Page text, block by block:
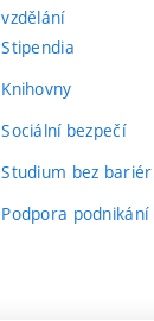
vzdělání
Stipendia
Knihovny(externí
Sociální bezpečí
Studium bez bariér
Podpora podnikání